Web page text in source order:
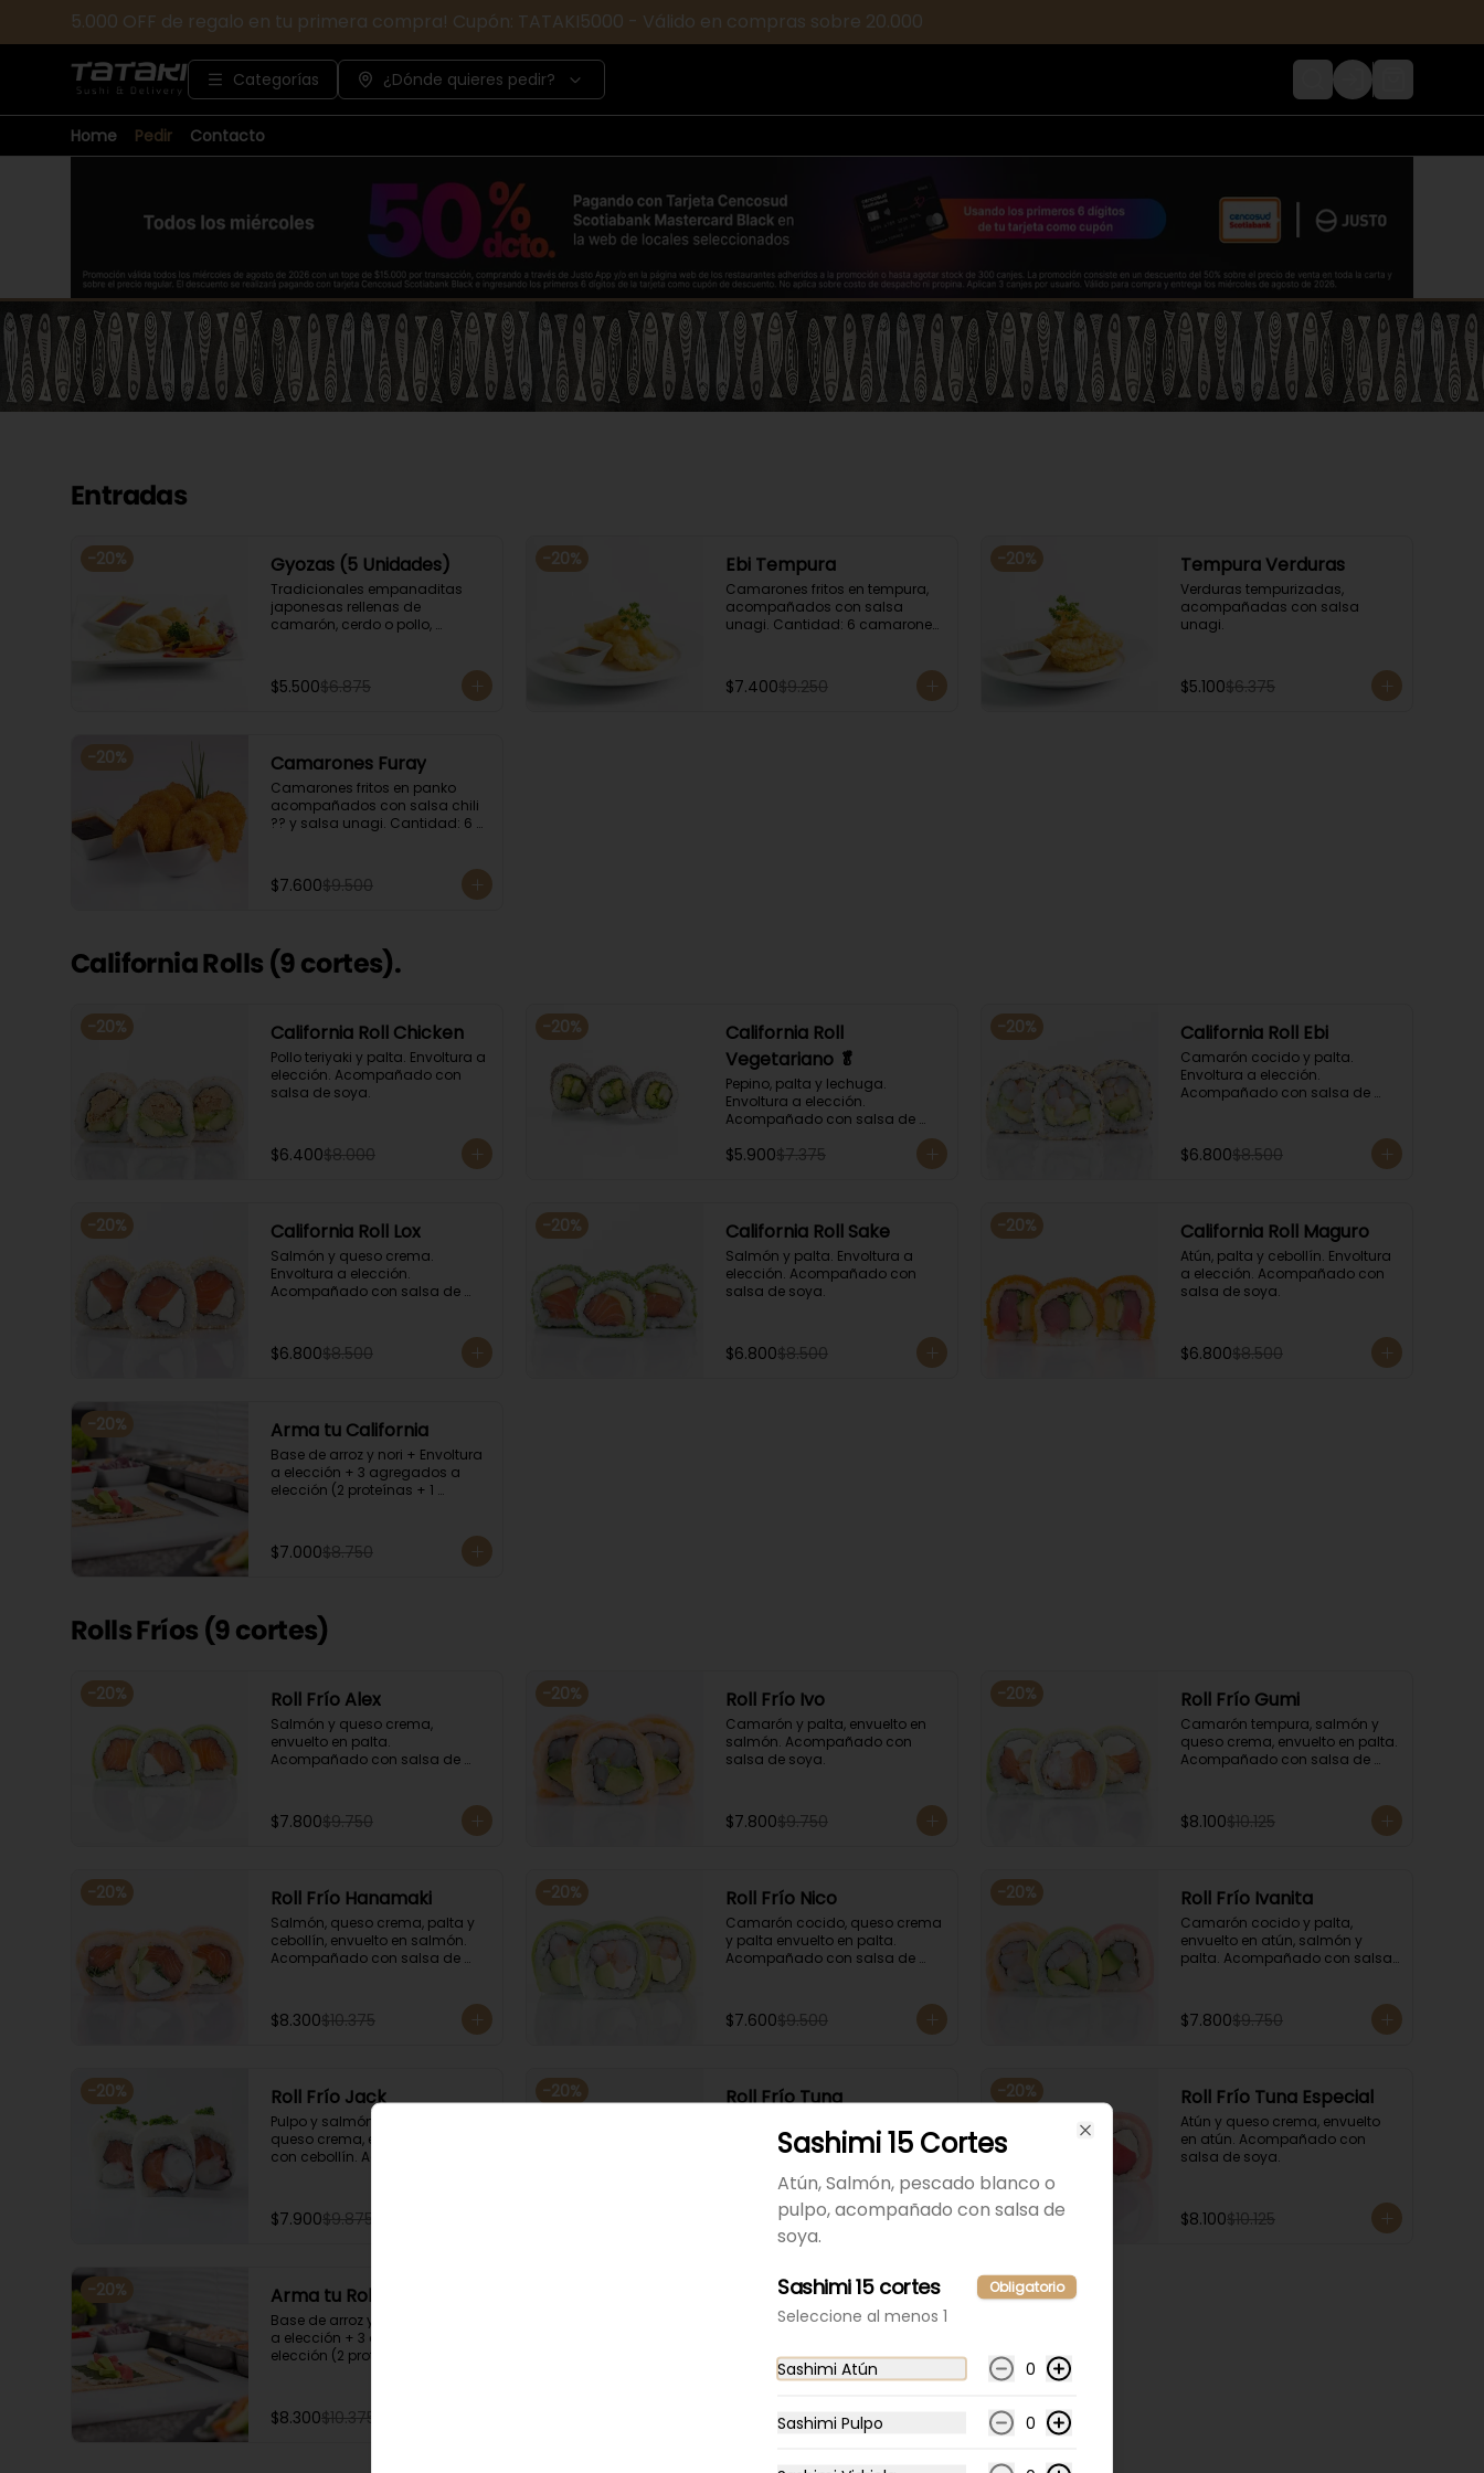
5.000 OFF de regalo en tu primera compra! Cupón: TATAKI5000 - Válido en compras sobre 20.000
Categorías ¿Dónde quieres pedir? Login
Home Pedir Contacto
Entradas
-20% Gyozas (5 Unidades)
Tradicionales empanaditas
japonesas rellenas de
camarón, cerdo o pollo,
$5.500$6.875
-20% Ebi Tempura
Camarones fritos en tempura,
acompañados con salsa
unagi. Cantidad: 6 camarones
$7.400$9.250
-20% Tempura Verduras
Verduras tempurizadas,
acompañadas con salsa
unagi.
$5.100$6.375
-20% Camarones Furay
Camarones fritos en panko
acompañados con salsa chili
?? y salsa unagi. Cantidad: 6
$7.600$9.500
California Rolls (9 cortes).
-20% California Roll Chicken
Pollo teriyaki y palta. Envoltura a
elección. Acompañado con
salsa de soya.
$6.400$8.000
-20%
California Roll
Vegetariano 🥬
Pepino, palta y lechuga.
Envoltura a elección.
Acompañado con salsa de
$5.900$7.375
-20% California Roll Ebi
Camarón cocido y palta.
Envoltura a elección.
Acompañado con salsa de
$6.800$8.500
-20% California Roll Lox
Salmón y queso crema.
Envoltura a elección.
Acompañado con salsa de
$6.800$8.500
-20% California Roll Sake
Salmón y palta. Envoltura a
elección. Acompañado con
salsa de soya.
$6.800$8.500
-20% California Roll Maguro
Atún, palta y cebollín. Envoltura
a elección. Acompañado con
salsa de soya.
$6.800$8.500
-20% Arma tu California
Base de arroz y nori + Envoltura
a elección + 3 agregados a
elección (2 proteínas + 1
$7.000$8.750
Rolls Fríos (9 cortes)
-20% Roll Frío Alex
Salmón y queso crema,
envuelto en palta.
Acompañado con salsa de
$7.800$9.750
-20% Roll Frío Ivo
Camarón y palta, envuelto en
salmón. Acompañado con
salsa de soya.
$7.800$9.750
-20% Roll Frío Gumi
Camarón tempura, salmón y
queso crema, envuelto en palta.
Acompañado con salsa de
$8.100$10.125
-20% Roll Frío Hanamaki
Salmón, queso crema, palta y
cebollín, envuelto en salmón.
Acompañado con salsa de
$8.300$10.375
-20% Roll Frío Nico
Camarón cocido, queso crema
y palta envuelto en palta.
Acompañado con salsa de
$7.600$9.500
-20% Roll Frío Ivanita
Camarón cocido y palta,
envuelto en atún, salmón y
palta. Acompañado con salsa
$7.800$9.750
-20% Roll Frío Jack
Pulpo y salmón envuelto en
queso crema, espolvoreado
con cebollín. Acompañado con
$7.900$9.875
-20% Roll Frío Tuna
crema, envuelto en palta.
Acompañado con salsa de
$9.875
-20% Roll Frío Tuna Especial
Atún y queso crema, envuelto
en atún. Acompañado con
salsa de soya.
$8.100$10.125
-20% Arma tu Roll Frío
Base de arroz y nori + Envoltura
a elección + 3 agregados a
elección (2 proteínas + 1
$8.300$10.375
Sashimi 15 Cortes
Atún, Salmón, pescado blanco o
pulpo, acompañado con salsa de
soya.
Sashimi 15 cortes Obligatorio
Seleccione al menos 1
Sashimi Atún 0
Sashimi Pulpo 0
Close